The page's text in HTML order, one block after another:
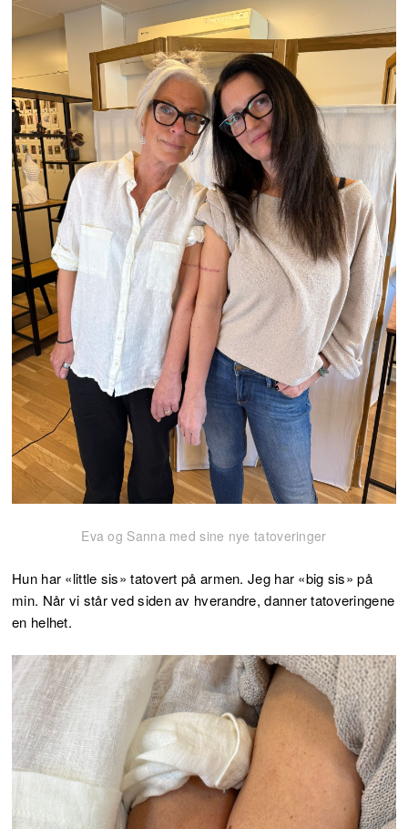
Eva og Sanna med sine nye tatoveringer
Hun har «little sis» tatovert på armen. Jeg har «big sis» på
min. Når vi står ved siden av hverandre, danner tatoveringene
en helhet.